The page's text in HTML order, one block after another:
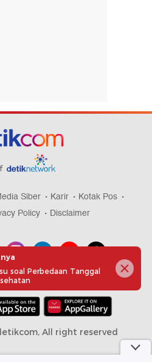
Siber Karir
Kotak Pos
Policy Disclaimer
detikcom
All right reserved
soal Perbedaan Tanggal